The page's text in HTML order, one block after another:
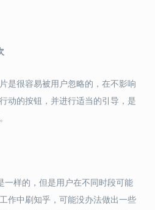
是很容易被用户忽略的，在不影响
动的按钮，并进行适当的引导，是
一样的，但是用户在不同时段可能
作中刷知乎，可能没办法做出一些